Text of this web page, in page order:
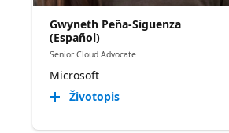
Gwyneth Peña-Siguenza
(Español)
Senior Cloud Advocate
Microsoft
Životopis